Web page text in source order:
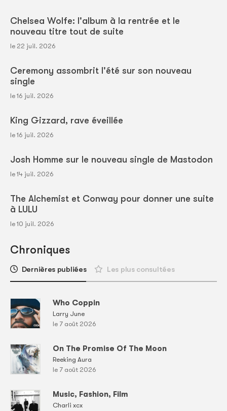
Chelsea Wolfe: l'album à la rentrée et le
nouveau titre tout de suite
le 22 juil. 2026
Ceremony assombrit l'été sur son nouveau
single
le 16 juil. 2026
King Gizzard, rave éveillée
le 16 juil. 2026
Josh Homme sur le nouveau single de Mastodon
le 14 juil. 2026
The Alchemist et Conway pour donner une suite
à LULU
le 10 juil. 2026
Chroniques
Dernières publiées Les plus consultées
Who Coppin
Larry June
le 7 août 2026
On The Promise Of The Moon
Reeking Aura
le 7 août 2026
Music, Fashion, Film
Charli xcx